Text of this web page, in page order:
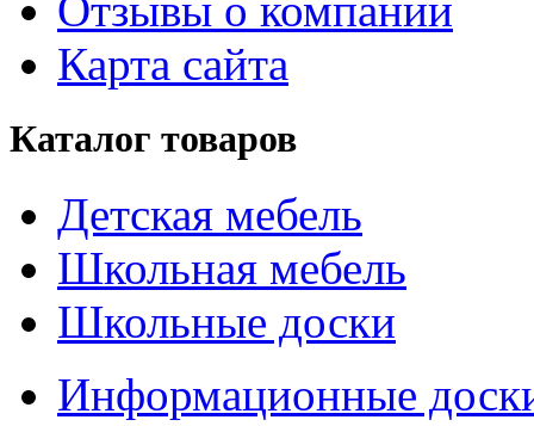
Карта сайта
Каталог товаров
Детская мебель
Школьная мебель
Школьные доски
Информационные